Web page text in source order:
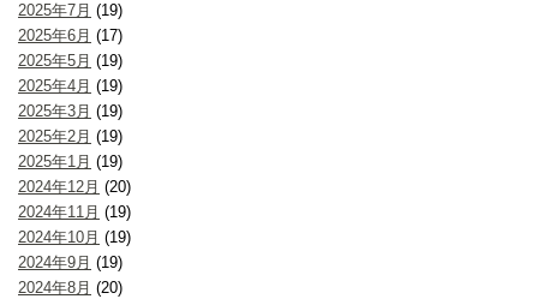
2025年7月 (19)
2025年6月 (17)
2025年5月 (19)
2025年4月 (19)
2025年3月 (19)
2025年2月 (19)
2025年1月 (19)
2024年12月 (20)
2024年11月 (19)
2024年10月 (19)
2024年9月 (19)
2024年8月 (20)